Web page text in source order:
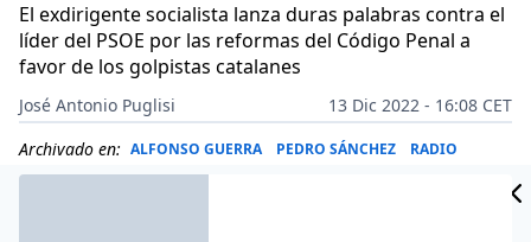
El exdirigente socialista lanza duras palabras contra el
líder del PSOE por las reformas del Código Penal a
favor de los golpistas catalanes
José Antonio Puglisi
13 Dic 2022 - 16:08 CET
Archivado en: ALFONSO GUERRA PEDRO SÁNCHEZ RADIO